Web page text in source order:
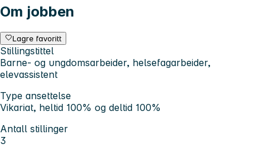
Om jobben
Lagre favoritt
Stillingstittel
Barne- og ungdomsarbeider, helsefagarbeider,
elevassistent
Type ansettelse
Vikariat, heltid 100% og deltid 100%
Antall stillinger
3